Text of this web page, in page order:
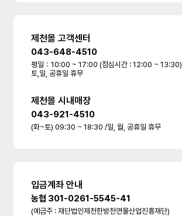
제천몰 고객센터
043-648-4510
평일：10:00 ~ 17:00 (점심시간 : 12:00 ~ 13:30)
토,일, 공휴일 휴무
제천몰 시내매장
043-921-4510
(화~토) 09:30 ~ 18:30 /일, 월, 공휴일 휴무
입금계좌 안내
농협 301-0261-5545-41
(예금주 : 재단법인제천한방천연물산업진흥재단)